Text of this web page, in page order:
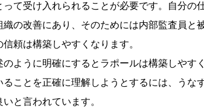
て受け入れられることが必要です。自分
の改善にあり、そのためには内部監査員と
頼は構築しやすくなります。
ように明確にするとラポールは構築しやす
ことを正確に理解しようとするには、うな
と言われています。